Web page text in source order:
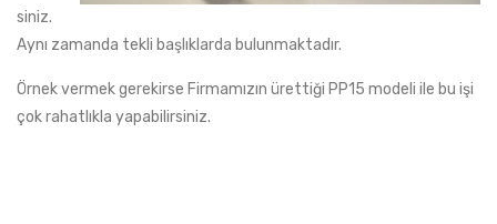
siniz.
Aynı zamanda tekli başlıklarda bulunmaktadır.
Örnek vermek gerekirse Firmamızın ürettiği PP15 modeli ile bu işi
çok rahatlıkla yapabilirsiniz.